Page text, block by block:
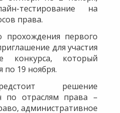
тестирование на
права.
прохождения первого
для участия
конкурса, который
по 19 ноября.
решение
по отраслям права –
административное